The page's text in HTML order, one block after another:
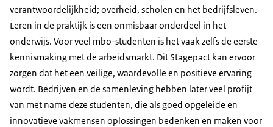
verantwoordelijkheid; overheid, scholen en het bedrijfsleven.
Leren in de praktijk is een onmisbaar onderdeel in het
onderwijs. Voor veel mbo-studenten is het vaak zelfs de eerste
kennismaking met de arbeidsmarkt. Dit Stagepact kan ervoor
zorgen dat het een veilige, waardevolle en positieve ervaring
wordt. Bedrijven en de samenleving hebben later veel profijt
van met name deze studenten, die als goed opgeleide en
innovatieve vakmensen oplossingen bedenken en maken voor